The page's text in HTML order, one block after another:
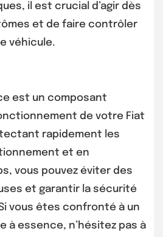
il est crucial d’agir dès
et de faire contrôler
véhicule.
est un composant
de votre Fiat
rapidement les
et en
vous pouvez éviter des
et garantir la sécurité
vous êtes confronté à un
à essence, n’hésitez pas à